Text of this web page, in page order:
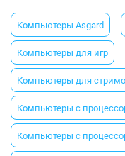
Компьютеры Asgard
Компьютеры для игр
Компьютеры для
Компьютеры с
Компьютеры с